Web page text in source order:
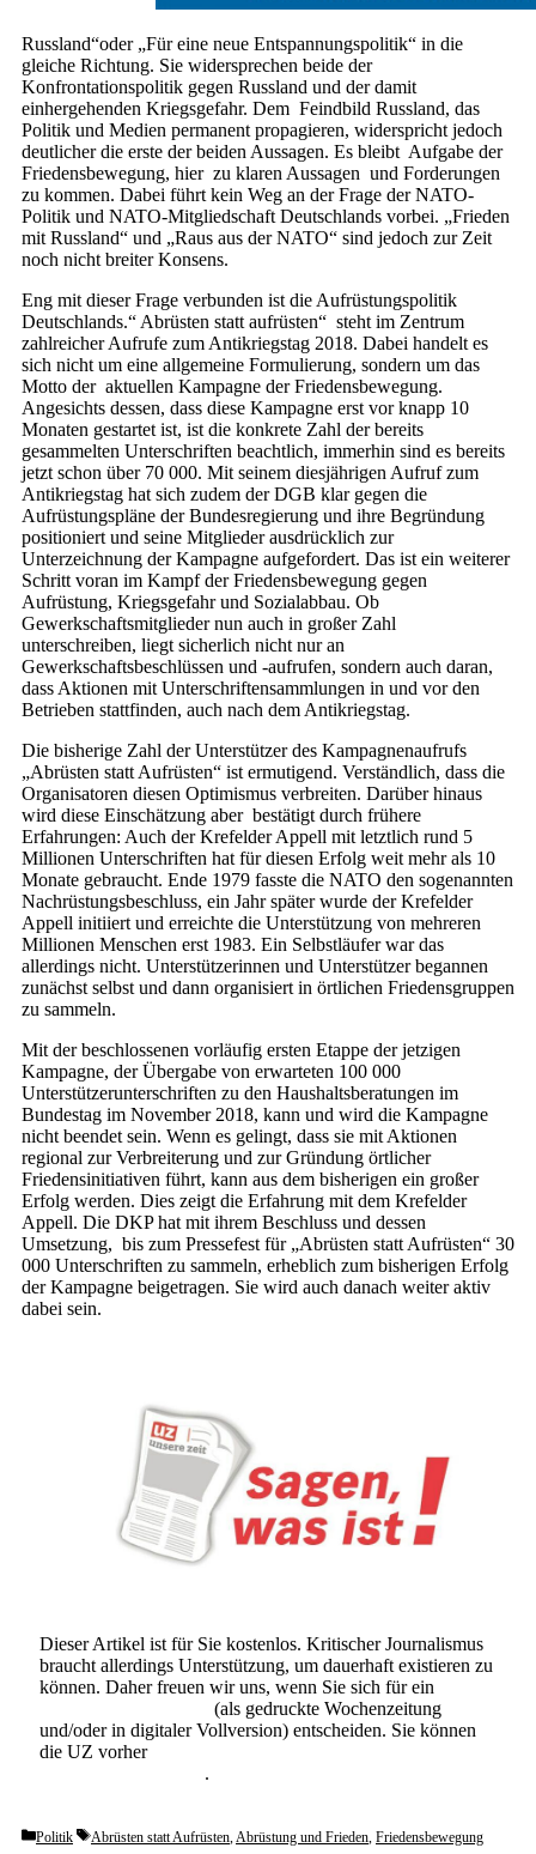
Russland“oder „Für eine neue Entspannungspolitik“ in die
gleiche Richtung. Sie widersprechen beide der
Konfrontationspolitik gegen Russland und der damit
einhergehenden Kriegsgefahr. Dem Feindbild Russland, das
Politik und Medien permanent propagieren, widerspricht jedoch
deutlicher die erste der beiden Aussagen. Es bleibt Aufgabe der
Friedensbewegung, hier zu klaren Aussagen und Forderungen
zu kommen. Dabei führt kein Weg an der Frage der NATO-
Politik und NATO-Mitgliedschaft Deutschlands vorbei. „Frieden
mit Russland“ und „Raus aus der NATO“ sind jedoch zur Zeit
noch nicht breiter Konsens.
Eng mit dieser Frage verbunden ist die Aufrüstungspolitik
Deutschlands.“ Abrüsten statt aufrüsten“ steht im Zentrum
zahlreicher Aufrufe zum Antikriegstag 2018. Dabei handelt es
sich nicht um eine allgemeine Formulierung, sondern um das
Motto der aktuellen Kampagne der Friedensbewegung.
Angesichts dessen, dass diese Kampagne erst vor knapp 10
Monaten gestartet ist, ist die konkrete Zahl der bereits
gesammelten Unterschriften beachtlich, immerhin sind es bereits
jetzt schon über 70 000. Mit seinem diesjährigen Aufruf zum
Antikriegstag hat sich zudem der DGB klar gegen die
Aufrüstungspläne der Bundesregierung und ihre Begründung
positioniert und seine Mitglieder ausdrücklich zur
Unterzeichnung der Kampagne aufgefordert. Das ist ein weiterer
Schritt voran im Kampf der Friedensbewegung gegen
Aufrüstung, Kriegsgefahr und Sozialabbau. Ob
Gewerkschaftsmitglieder nun auch in großer Zahl
unterschreiben, liegt sicherlich nicht nur an
Gewerkschaftsbeschlüssen und -aufrufen, sondern auch daran,
dass Aktionen mit Unterschriftensammlungen in und vor den
Betrieben stattfinden, auch nach dem Antikriegstag.
Die bisherige Zahl der Unterstützer des Kampagnenaufrufs
„Abrüsten statt Aufrüsten“ ist ermutigend. Verständlich, dass die
Organisatoren diesen Optimismus verbreiten. Darüber hinaus
wird diese Einschätzung aber bestätigt durch frühere
Erfahrungen: Auch der Krefelder Appell mit letztlich rund 5
Millionen Unterschriften hat für diesen Erfolg weit mehr als 10
Monate gebraucht. Ende 1979 fasste die NATO den sogenannten
Nachrüstungsbeschluss, ein Jahr später wurde der Krefelder
Appell initiiert und erreichte die Unterstützung von mehreren
Millionen Menschen erst 1983. Ein Selbstläufer war das
allerdings nicht. Unterstützerinnen und Unterstützer begannen
zunächst selbst und dann organisiert in örtlichen Friedensgruppen
zu sammeln.
Mit der beschlossenen vorläufig ersten Etappe der jetzigen
Kampagne, der Übergabe von erwarteten 100 000
Unterstützerunterschriften zu den Haushaltsberatungen im
Bundestag im November 2018, kann und wird die Kampagne
nicht beendet sein. Wenn es gelingt, dass sie mit Aktionen
regional zur Verbreiterung und zur Gründung örtlicher
Friedensinitiativen führt, kann aus dem bisherigen ein großer
Erfolg werden. Dies zeigt die Erfahrung mit dem Krefelder
Appell. Die DKP hat mit ihrem Beschluss und dessen
Umsetzung, bis zum Pressefest für „Abrüsten statt Aufrüsten“ 30
000 Unterschriften zu sammeln, erheblich zum bisherigen Erfolg
der Kampagne beigetragen. Sie wird auch danach weiter aktiv
dabei sein.
Dieser Artikel ist für Sie kostenlos. Kritischer Journalismus
braucht allerdings Unterstützung, um dauerhaft existieren zu
können. Daher freuen wir uns, wenn Sie sich für ein
(als gedruckte Wochenzeitung
und/oder in digitaler Vollversion) entscheiden. Sie können
die UZ vorher
.
Categories
Politik Tags
Abrüsten statt Aufrüsten,Abrüstung und Frieden, Friedensbewegung